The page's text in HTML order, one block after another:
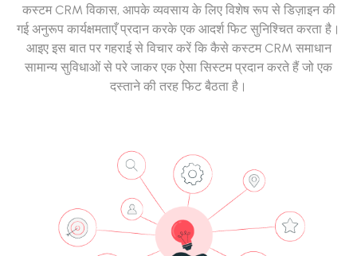
कस्टम CRM विकास, आपके व्यवसाय के लिए विशेष रूप से डिज़ाइन की
गई अनुरूप कार्यक्षमताएँ प्रदान करके एक आदर्श फिट सुनिश्चित करता है।
आइए इस बात पर गहराई से विचार करें कि कैसे कस्टम CRM समाधान
सामान्य सुविधाओं से परे जाकर एक ऐसा सिस्टम प्रदान करते हैं जो एक
दस्ताने की तरह फिट बैठता है।